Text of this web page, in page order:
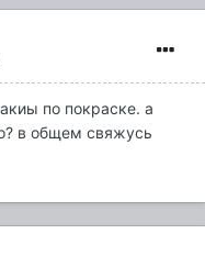
по покраске. а
в общем свяжусь